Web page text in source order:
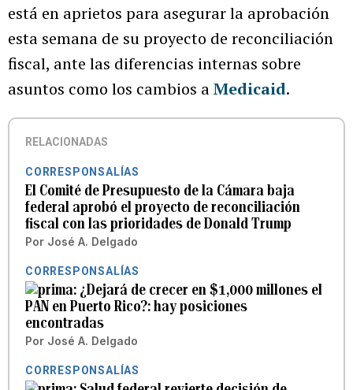
está en aprietos para asegurar la aprobación
esta semana de su proyecto de reconciliación
fiscal, ante las diferencias internas sobre
asuntos como los cambios aMedicaid.
RELACIONADAS
CORRESPONSALÍAS
El Comité de Presupuesto de la Cámara baja
federal aprobó el proyecto de reconciliación
fiscal con las prioridades de Donald Trump
Por José A. Delgado
CORRESPONSALÍAS
¿Dejará de crecer en $1,000 millones el
PAN en Puerto Rico?: hay posiciones
encontradas
Por José A. Delgado
CORRESPONSALÍAS